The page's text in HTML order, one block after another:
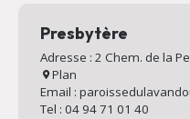
Presbytère
Adresse : 2 Chem. de la
Plan
Email :
Tel : 04 94 71 01 40